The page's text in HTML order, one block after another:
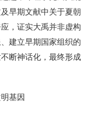
早期文献中关于夏朝
，证实大禹并非虚构
建立早期国家组织的
断神话化，最终形成
基因